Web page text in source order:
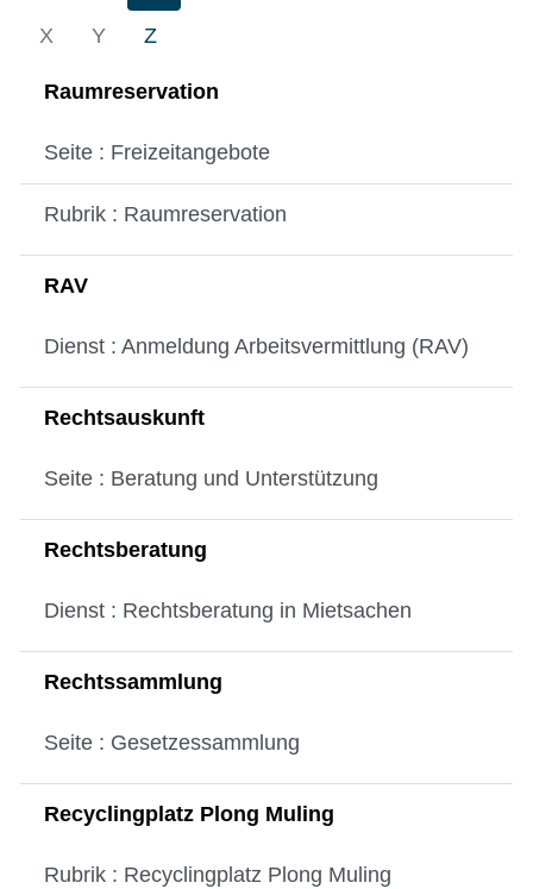
X Y Z
Raumreservation
Seite : Freizeitangebote
Rubrik : Raumreservation
RAV
Dienst : Anmeldung Arbeitsvermittlung (RAV)
Rechtsauskunft
Seite : Beratung und Unterstützung
Rechtsberatung
Dienst : Rechtsberatung in Mietsachen
Rechtssammlung
Seite : Gesetzessammlung
Recyclingplatz Plong Muling
Rubrik : Recyclingplatz Plong Muling